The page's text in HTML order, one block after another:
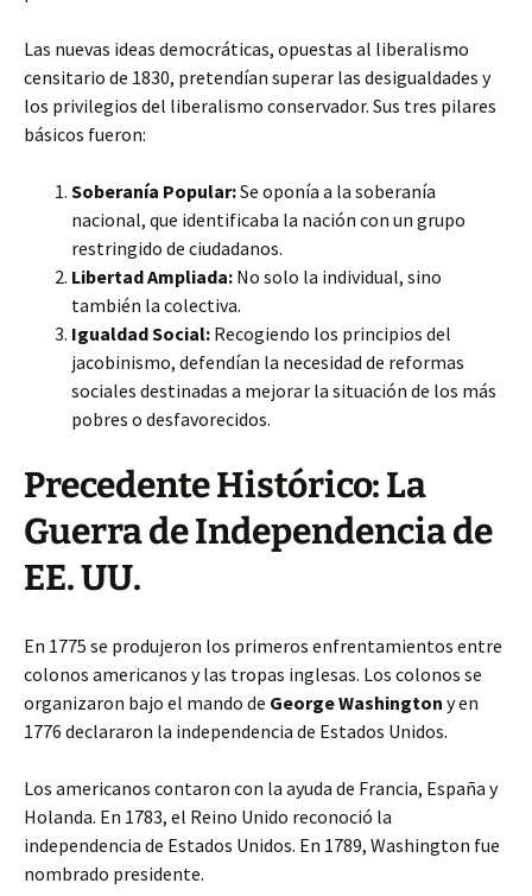
Las nuevas ideas democráticas, opuestas al liberalismo
censitario de 1830, pretendían superar las desigualdades y
los privilegios del liberalismo conservador. Sus tres pilares
básicos fueron:
Soberanía Popular:Se oponía a la soberanía
nacional, que identificaba la nación con un grupo
restringido de ciudadanos.
Libertad Ampliada: No solo la individual, sino
también la colectiva.
Igualdad Social: Recogiendo los principios del
jacobinismo, defendían la necesidad de reformas
sociales destinadas a mejorar la situación de los más
pobres o desfavorecidos.
Precedente Histórico: La
Guerra de Independencia de
EE. UU.
En 1775 se produjeron los primeros enfrentamientos entre
colonos americanos y las tropas inglesas. Los colonos se
organizaron bajo el mando de George Washington y en
1776 declararon la independencia de Estados Unidos.
Los americanos contaron con la ayuda de Francia, España y
Holanda. En 1783, el Reino Unido reconoció la
independencia de Estados Unidos. En 1789, Washington fue
nombrado presidente.